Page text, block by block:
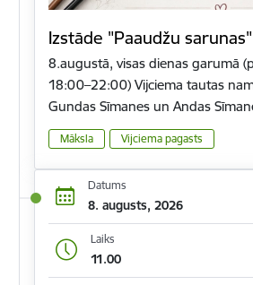
Izstāde "Paaudžu sarunas"
8.augustā, visas dienas garumā
18:00–22:00) Vijciema tautas
Gundas Sīmanes un Andas
Māksla Vijciema pagasts
Datums
8. augusts, 2026
Laiks
11.00